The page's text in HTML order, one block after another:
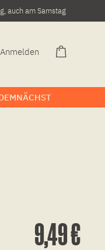
auch am Samstag
Anmelden
9,49 €